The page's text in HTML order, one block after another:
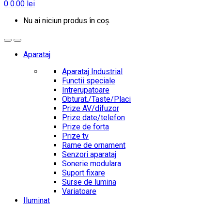
0 0.00 lei
Nu ai niciun produs în coș.
Aparataj
Aparataj Industrial
Functii speciale
Intrerupatoare
Obturat./Taste/Placi
Prize AV/difuzor
Prize date/telefon
Prize de forta
Prize tv
Rame de ornament
Senzori aparataj
Sonerie modulara
Suport fixare
Surse de lumina
Variatoare
Iluminat